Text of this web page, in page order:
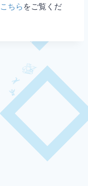
こちら をご覧くだ